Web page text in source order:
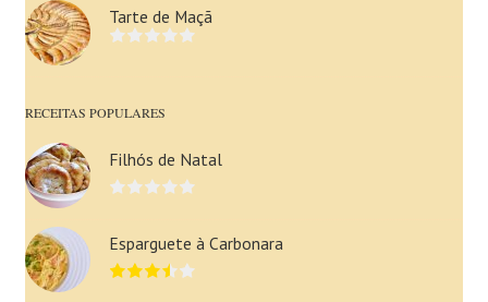
Tarte de Maçã
RECEITAS POPULARES
Filhós de Natal
Esparguete à Carbonara